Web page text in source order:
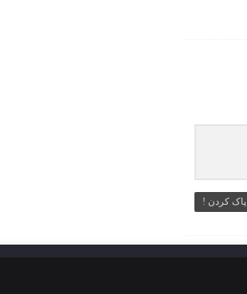
پاک کردن !